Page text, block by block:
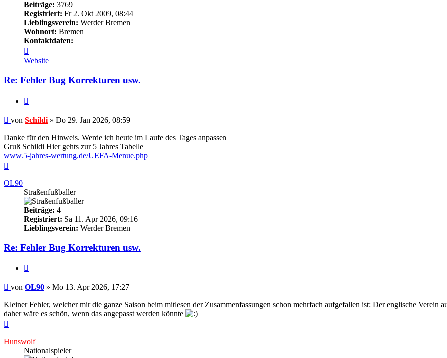
Beiträge: 3769
Registriert: Fr 2. Okt 2009, 08:44
Lieblingsverein: Werder Bremen
Wohnort: Bremen
Kontaktdaten:
von
Schildi
Website
Re: Fehler Bug Korrekturen usw.
Beitrag
von Schildi » Do 29. Jan 2026, 08:59
Danke für den Hinweis. Werde ich heute im Laufe des Tages anpassen
Gruß Schildi Hier gehts zur 5 Jahres Tabelle
www.5-jahres-wertung.de/UEFA-Menue.php
OL90
Straßenfußballer
Beiträge: 4
Registriert: Sa 11. Apr 2026, 09:16
Lieblingsverein: Werder Bremen
Re: Fehler Bug Korrekturen usw.
Beitrag
von OL90 » Mo 13. Apr 2026, 17:27
Kleiner Fehler, welcher mir die ganze Saison beim mitlesen der Zusammenfassungen schon mehrfach aufgefallen ist: Der englische
daher wäre es schön, wenn das angepasst werden könnte
Hunswolf
Nationalspieler